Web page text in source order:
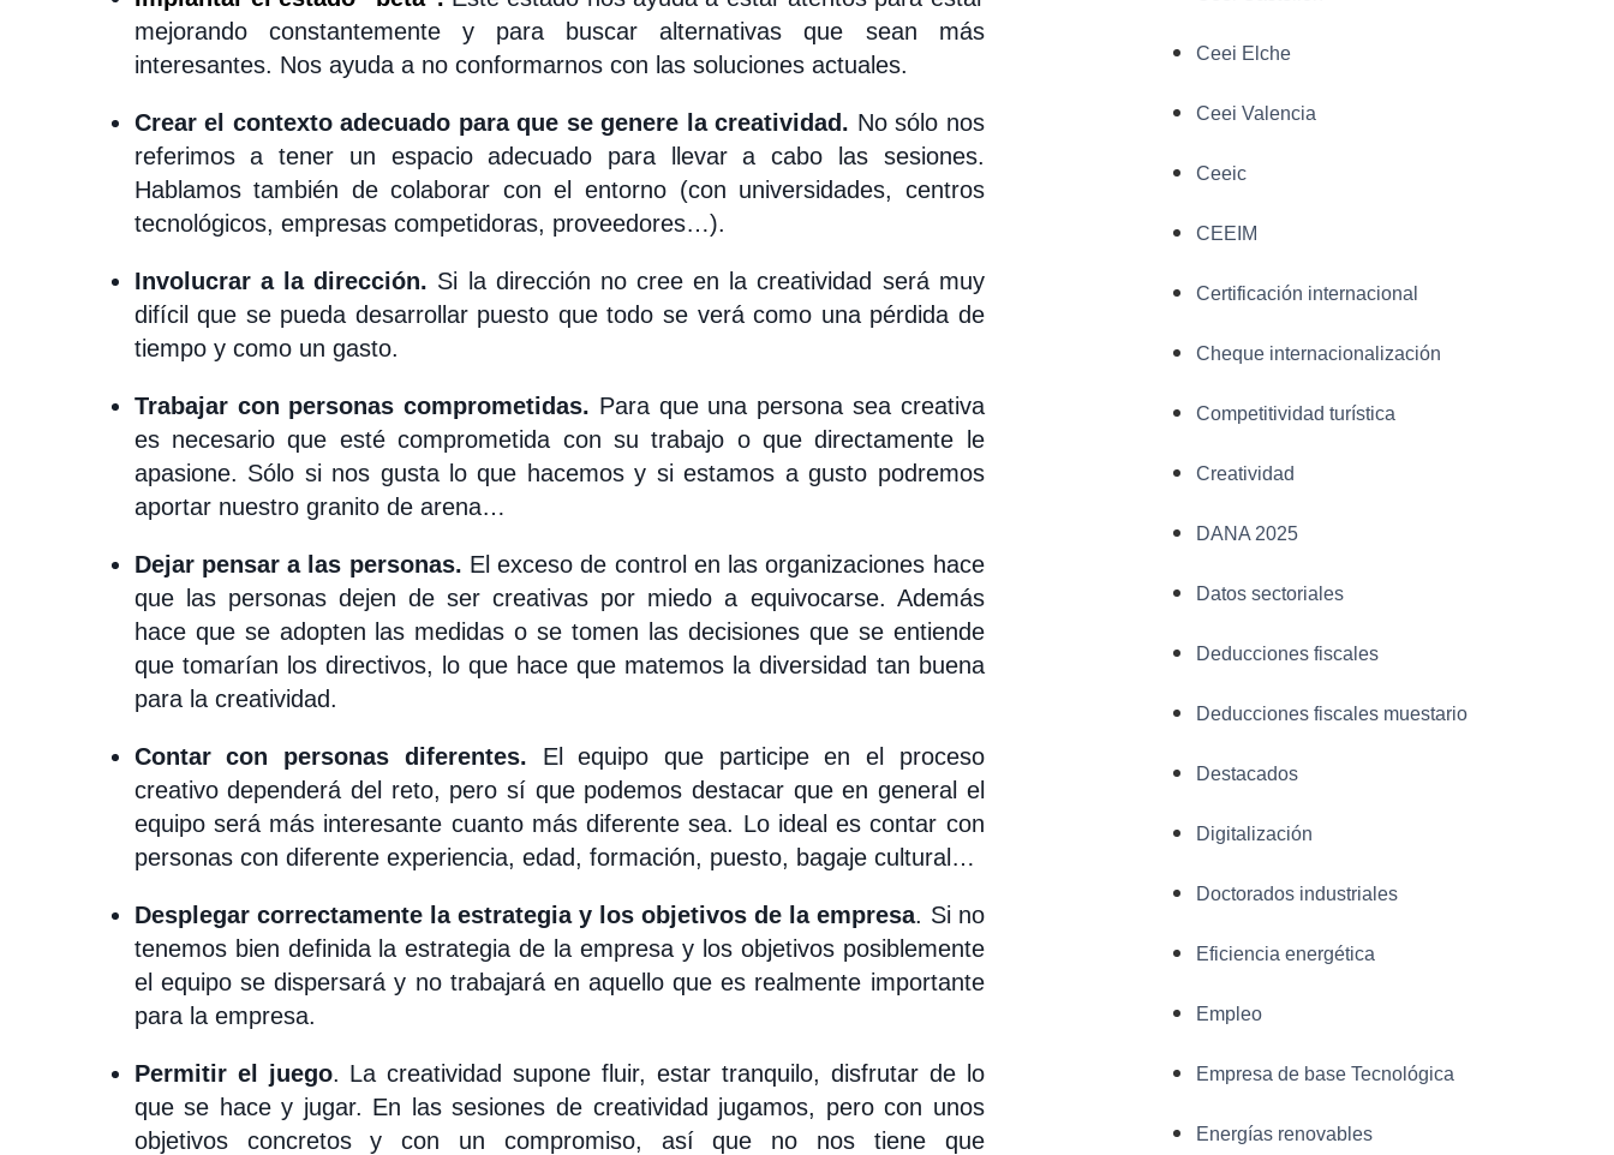
mejorando constantemente y para buscar alternativas que sean más
interesantes. Nos ayuda a no conformarnos con las soluciones actuales.
Crear el contexto adecuado para que se genere la creatividad. No sólo nos
referimos a tener un espacio adecuado para llevar a cabo las sesiones.
Hablamos también de colaborar con el entorno (con universidades, centros
tecnológicos, empresas competidoras, proveedores…).
Involucrar a la dirección. Si la dirección no cree en la creatividad será muy
difícil que se pueda desarrollar puesto que todo se verá como una pérdida de
tiempo y como un gasto.
Trabajar con personas comprometidas. Para que una persona sea creativa
es necesario que esté comprometida con su trabajo o que directamente le
apasione. Sólo si nos gusta lo que hacemos y si estamos a gusto podremos
aportar nuestro granito de arena…
Dejar pensar a las personas. El exceso de control en las organizaciones hace
que las personas dejen de ser creativas por miedo a equivocarse. Además
hace que se adopten las medidas o se tomen las decisiones que se entiende
que tomarían los directivos, lo que hace que matemos la diversidad tan buena
para la creatividad.
Contar con personas diferentes. El equipo que participe en el proceso
creativo dependerá del reto, pero sí que podemos destacar que en general el
equipo será más interesante cuanto más diferente sea. Lo ideal es contar con
personas con diferente experiencia, edad, formación, puesto, bagaje cultural…
Desplegar correctamente la estrategia y los objetivos de la empresa. Si no
tenemos bien definida la estrategia de la empresa y los objetivos posiblemente
el equipo se dispersará y no trabajará en aquello que es realmente importante
para la empresa.
Permitir el juego. La creatividad supone fluir, estar tranquilo, disfrutar de lo
que se hace y jugar. En las sesiones de creatividad jugamos, pero con unos
objetivos concretos y con un compromiso, así que no nos tiene que
Ceei Elche
Ceei Valencia
Ceeic
CEEIM
Certificación internacional
Cheque internacionalización
Competitividad turística
Creatividad
DANA 2025
Datos sectoriales
Deducciones fiscales
Deducciones fiscales muestario
Destacados
Digitalización
Doctorados industriales
Eficiencia energética
Empleo
Empresa de base Tecnológica
Energías renovables